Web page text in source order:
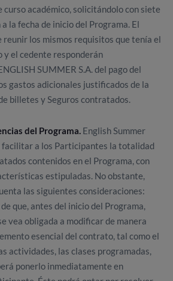
curso académico, solicitándolo con siete
la fecha de inicio del Programa. El
los mismos requisitos que tenía el
y el cedente responderán
SUMMER S.A. del pago del
gastos adicionales justificados de la
billetes y Seguros contratados.
del Programa. English Summer
facilitar a los Participantes la totalidad
contenidos en el Programa, con
estipuladas. No obstante,
las siguientes consideraciones:
que, antes del inicio del Programa,
vea obligada a modificar de manera
esencial del contrato, tal como el
actividades, las clases programadas,
ponerlo inmediatamente en